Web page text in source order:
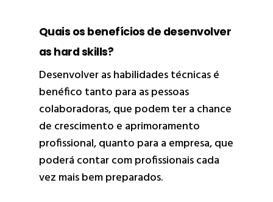
Quais os benefícios de desenvolver
as hard skills?
Desenvolver as habilidades técnicas é
benéfico tanto para as pessoas
colaboradoras, que podem ter a chance
de crescimento e aprimoramento
profissional, quanto para a empresa, que
poderá contar com profissionais cada
vez mais bem preparados.